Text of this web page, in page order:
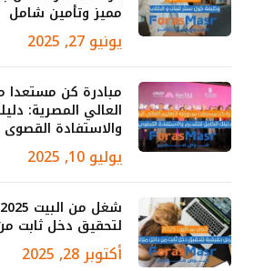
مميز وتأمين شامل
يونيو 27, 2025
مبادرة كن مستعدا
العالي المصرية:
والاستفادة القصوى
يوليو 10, 2025
لتحقيق دخل ثابت
أكتوبر 28, 2025